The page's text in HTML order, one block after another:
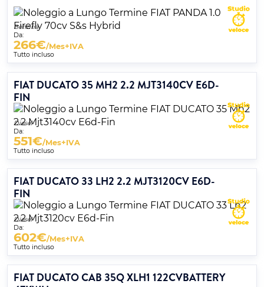
Benzina
Da:
266€/Mes+IVA
Tutto incluso
FIAT DUCATO 35 MH2 2.2 MJT3140CV E6D-
FIN
Diesel
Da:
551€/Mes+IVA
Tutto incluso
FIAT DUCATO 33 LH2 2.2 MJT3120CV E6D-
FIN
Diesel
Da:
602€/Mes+IVA
Tutto incluso
FIAT DUCATO CAB 35Q XLH1 122CVBATTERY